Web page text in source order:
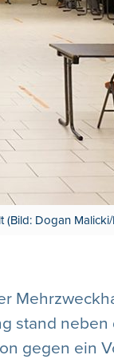
Dogan Malicki/
stand
gegen ein